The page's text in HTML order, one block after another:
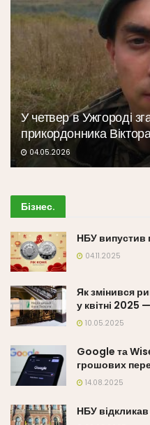
У четвер в Ужгороді
прикордонника
04.05.2026
Бізнес.
НБУ випустив
04.11.2025
Як змінився
у квітні 2025
10.05.2025
Google та
грошових
14.08.2025
НБУ відкликав